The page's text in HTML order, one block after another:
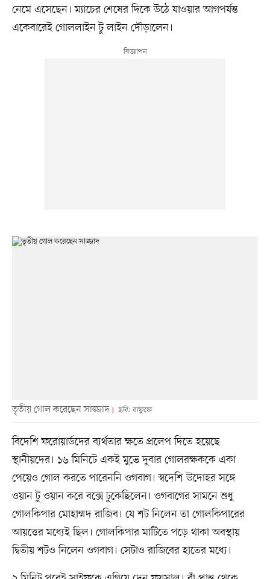
নেমে এসেছেন। ম্যাচের শেষের দিকে উঠে যাওয়ার আগপর্যন্ত
একেবারেই গোললাইন টু লাইন দৌড়ালেন।
তৃতীয় গোল করেছেন সাজ্জাদ ছবি: বাফুফে
বিদেশি ফরোয়ার্ডদের ব্যর্থতার ক্ষতে প্রলেপ দিতে হয়েছে
স্থানীয়দের। ১৬ মিনিটে একই মুভে দুবার গোলরক্ষককে একা
পেয়েও গোল করতে পারেননি ওগবাগ। স্বদেশি উদোহর সঙ্গে
ওয়ান টু ওয়ান করে বক্সে ঢুকেছিলেন। ওগবাগের সামনে শুধু
গোলকিপার মোহাম্মদ রাজিব। যে শট নিলেন তা গোলকিপারের
আয়ত্তের মধ্যেই ছিল। গোলকিপার মাটিতে পড়ে থাকা অবস্থায়
দ্বিতীয় শটও নিলেন ওগবাগ। সেটাও রাজিবের হাতের মধ্যে।